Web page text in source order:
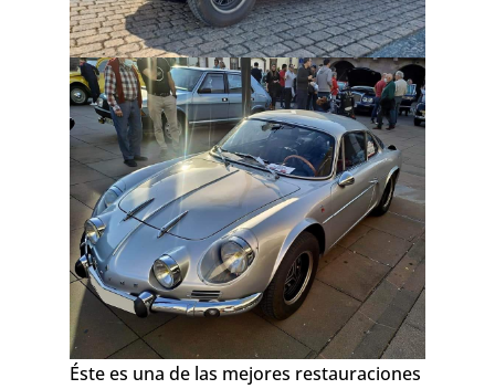
Éste es una de las mejores restauraciones